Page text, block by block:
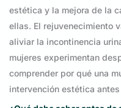
estética y la mejora de la
ellas. El rejuvenecimiento
aliviar la incontinencia
mujeres experimentan
comprender por qué una
intervención estética